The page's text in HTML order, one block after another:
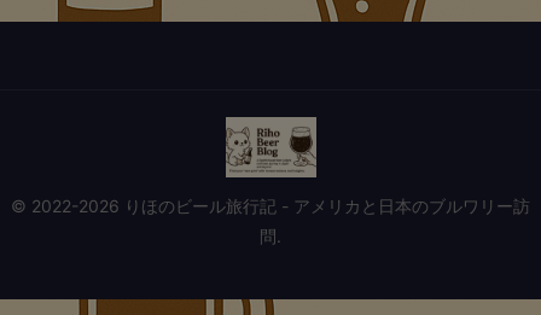
© 2022-2026 りほのビール旅行記 - アメリカと日本のブルワリー訪
問.